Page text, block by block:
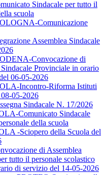
Sindacale per tutto il
scuola
Comunicazione
Assemblea Sindacale
Convocazione di
Provinciale in orario
06-05-2026
Incontro-Riforma Istituti
05-2026
Sindacale N. 17/2026
Comunicato Sindacale
della scuola
-Sciopero della Scuola del
di Assemblea
tutto il personale scolastico
di servizio del 14-05-2026